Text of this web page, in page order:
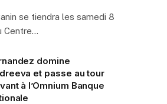
se tiendra les samedi 8
Centre…
domine
et passe au tour
à l’Omnium Banque